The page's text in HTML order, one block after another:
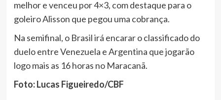
melhor e venceu por 4×3, com destaque para o
goleiro Alisson que pegou uma cobrança.
Na semifinal, o Brasil irá encarar o classificado do
duelo entre Venezuela e Argentina que jogarão
logo mais as 16 horas no Maracanã.
Foto: Lucas Figueiredo/CBF